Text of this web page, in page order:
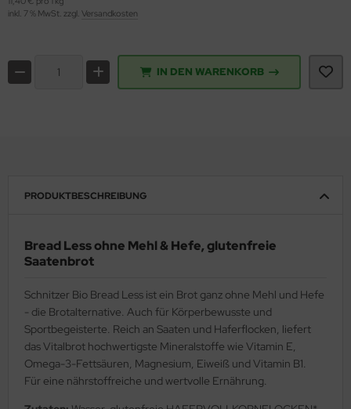
inkl. 7 % MwSt. zzgl. Versandkosten
IN DEN WARENKORB
PRODUKTBESCHREIBUNG
Bread Less ohne Mehl & Hefe, glutenfreie
Saatenbrot
Schnitzer Bio Bread Less ist ein Brot ganz ohne Mehl und Hefe
- die Brotalternative. Auch für Körperbewusste und
Sportbegeisterte. Reich an Saaten und Haferflocken, liefert
das Vitalbrot hochwertigste Mineralstoffe wie Vitamin E,
Omega-3-Fettsäuren, Magnesium, Eiweiß und Vitamin B1.
Für eine nährstoffreiche und wertvolle Ernährung.